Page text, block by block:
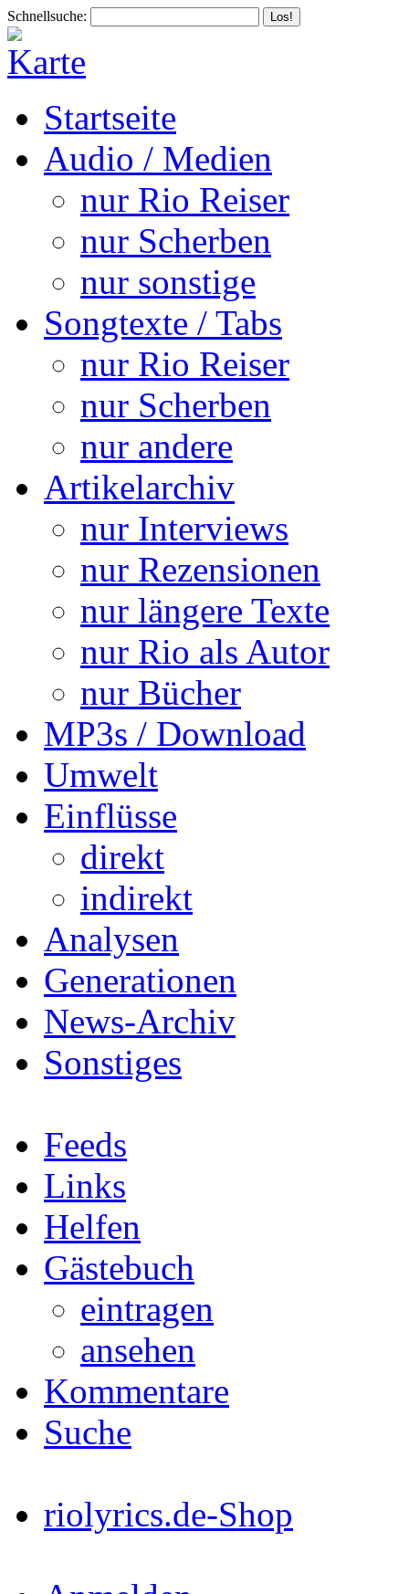
Schnellsuche:
Startseite
Audio / Medien
nur Rio Reiser
nur Scherben
nur sonstige
Songtexte / Tabs
nur Rio Reiser
nur Scherben
nur andere
Artikelarchiv
nur Interviews
nur Rezensionen
nur längere Texte
nur Rio als Autor
nur Bücher
MP3s / Download
Umwelt
Einflüsse
direkt
indirekt
Analysen
Generationen
News-Archiv
Sonstiges
Feeds
Links
Helfen
Gästebuch
eintragen
ansehen
Kommentare
Suche
riolyrics.de-Shop